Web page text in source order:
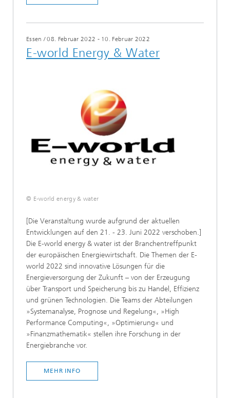
Essen /08. Februar 2022 - 10. Februar 2022
E-world Energy & Water
© E-world energy & water
[Die Veranstaltung wurde aufgrund der aktuellen
Entwicklungen auf den 21. - 23. Juni 2022 verschoben.]
Die E-world energy & water ist der Branchentreffpunkt
der europäischen Energiewirtschaft. Die Themen der E-
world 2022 sind innovative Lösungen für die
Energieversorgung der Zukunft – von der Erzeugung
über Transport und Speicherung bis zu Handel, Effizienz
und grünen Technologien. Die Teams der Abteilungen
»Systemanalyse, Prognose und Regelung«, »High
Performance Computing«, »Optimierung« und
»Finanzmathematik« stellen ihre Forschung in der
Energiebranche vor.
MEHR INFO